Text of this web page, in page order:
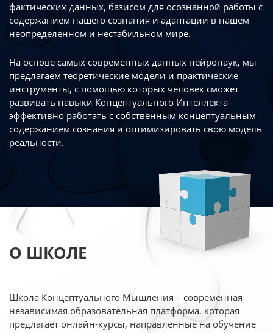
фактических данных, базисом для осознанной работы с
содержанием нашего сознания и адаптации в нашем
неопределенном и нестабильном мире.
На основе самых современных данных нейронаук, мы
предлагаем теоретические модели и практические
инструменты, с помощью которых человек сможет
развивать навыки Концептуального Интеллекта -
эффективно работать с собственным концептуальным
содержанием сознания и оптимизировать свою модель
реальности.
О ШКОЛЕ
Школа Концептуального Мышления – современная
независимая образовательная платформа, которая
предлагает онлайн-курсы, направленные на обучение